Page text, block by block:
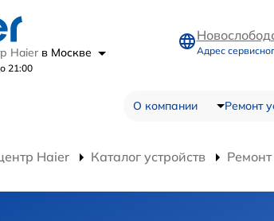
Haier в Москве
21:00
Адрес
О компании Ремонт
Haier Каталог устройств